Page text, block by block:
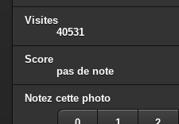
Visites
40531
Score
pas de note
Notez cette photo